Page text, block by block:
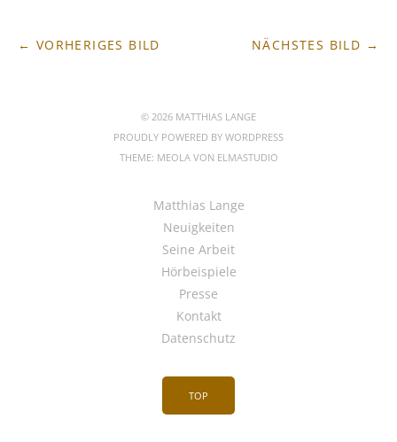
← VORHERIGES BILD NÄCHSTES BILD →
© 2026 MATTHIAS LANGE
PROUDLY POWERED BY WORDPRESS
THEME: MEOLA VON ELMASTUDIO
Matthias Lange
Neuigkeiten
Seine Arbeit
Hörbeispiele
Presse
Kontakt
Datenschutz
TOP